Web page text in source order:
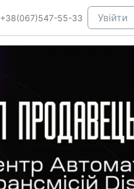
+38(067)547-55-33 Увійти